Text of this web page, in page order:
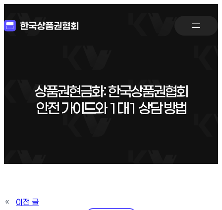
상품권현금화: 한국상품권협회
안전 가이드와 1대1 상담 방법
«
이전 글